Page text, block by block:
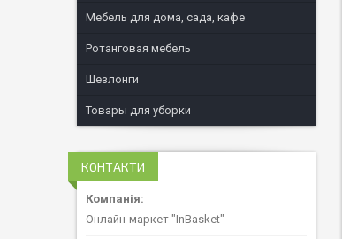
Мебель для дома, сада, кафе
Ротанговая мебель
Шезлонги
Товары для уборки
КОНТАКТИ
Онлайн-маркет "InBasket"